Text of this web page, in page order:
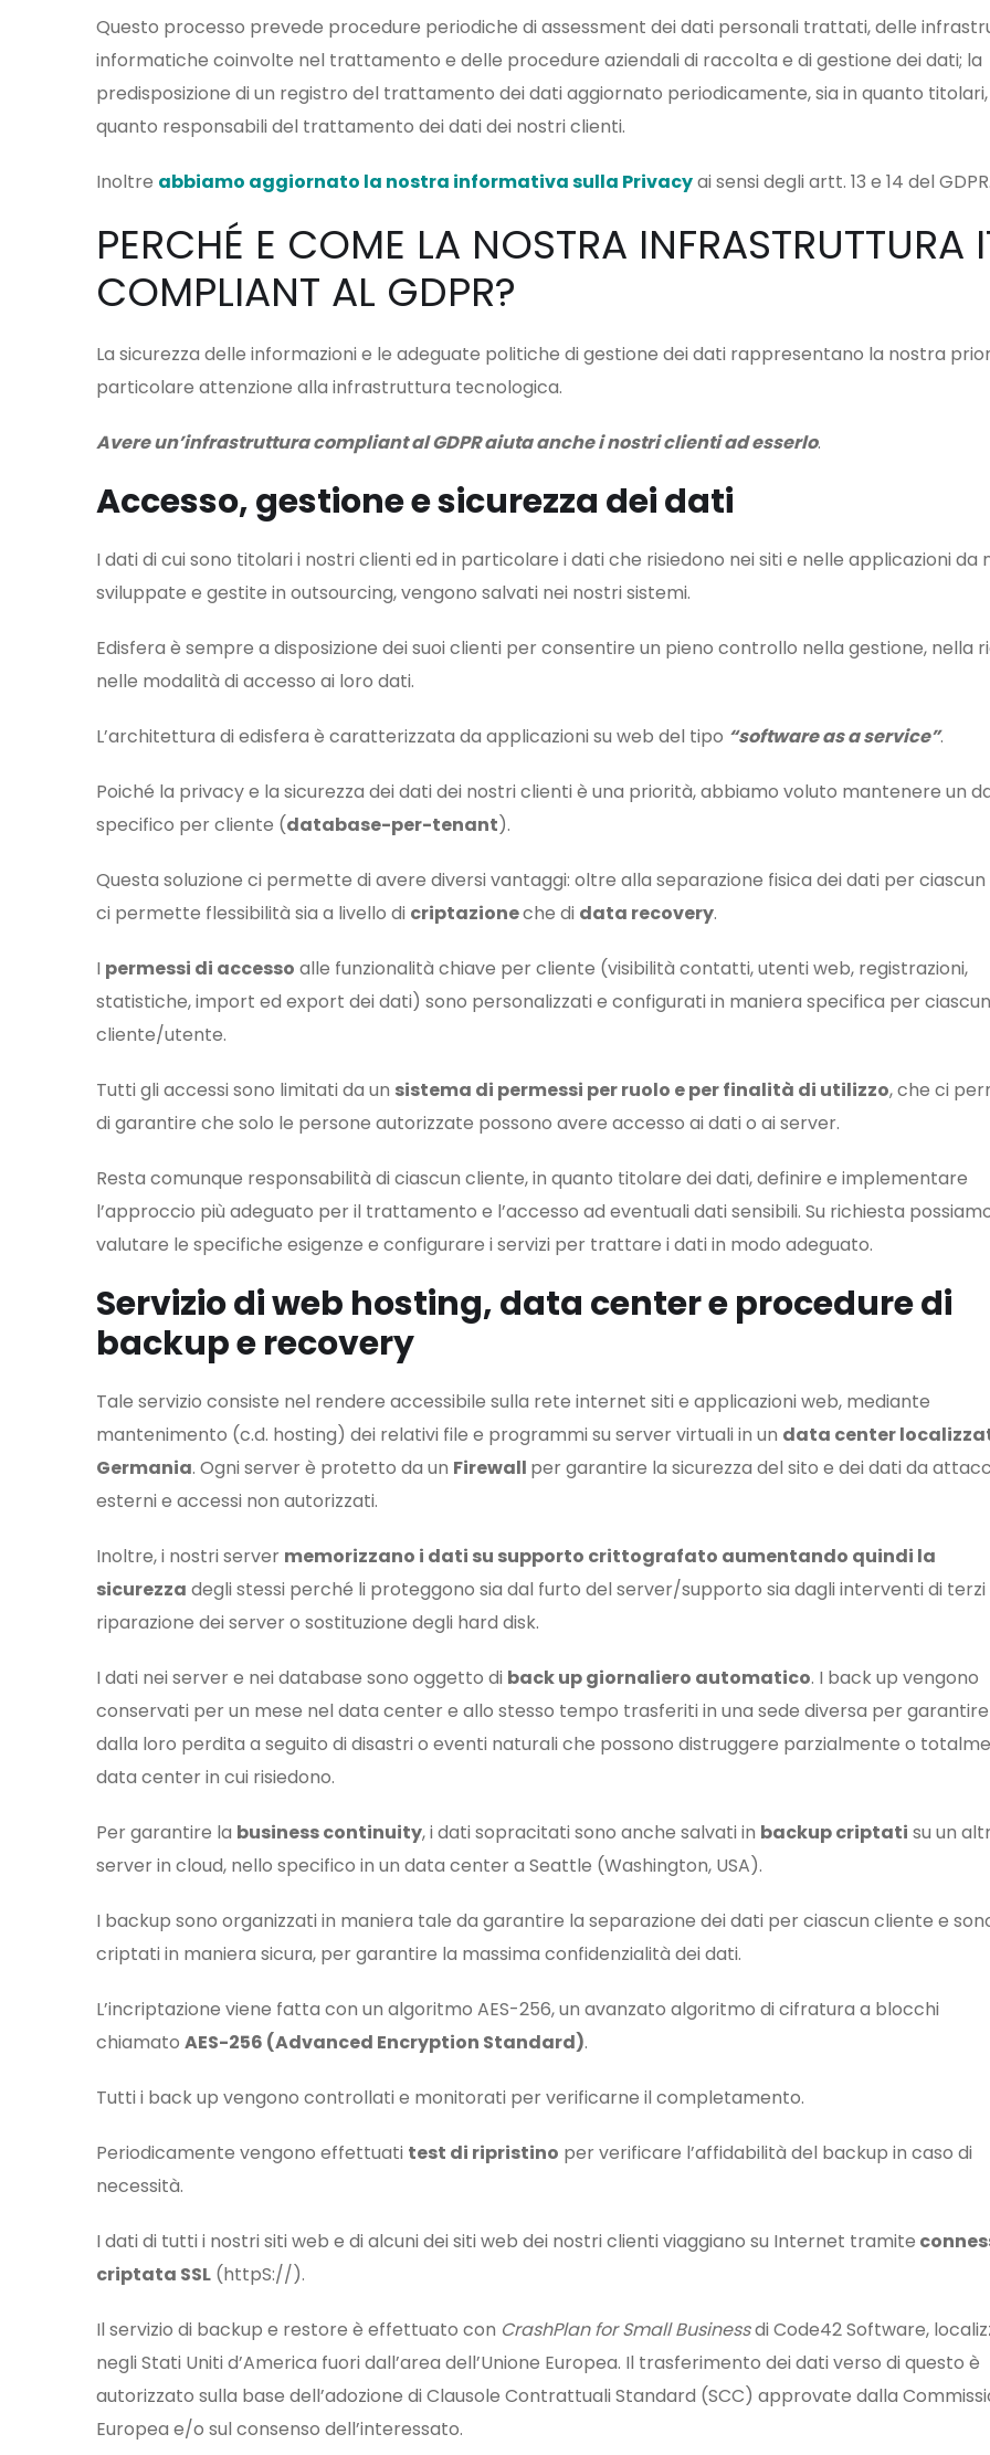
Questo processo prevede procedure periodiche di assessment dei dati personali trattati, delle
informatiche coinvolte nel trattamento e delle procedure aziendali di raccolta e di gestione dei dati; la
predisposizione di un registro del trattamento dei dati aggiornato periodicamente, sia in quanto titolari,
quanto responsabili del trattamento dei dati dei nostri clienti.
Inoltre abbiamo aggiornato la nostra informativa sulla Privacyai sensi degli artt. 13 e 14 del GDPR.
PERCHÉ E COME LA NOSTRA INFRASTRUTTURA
COMPLIANT AL GDPR?
La sicurezza delle informazioni e le adeguate politiche di gestione dei dati rappresentano la nostra
particolare attenzione alla infrastruttura tecnologica.
Avere un’infrastruttura compliant al GDPR aiuta anche i nostri clienti ad esserlo.
Accesso, gestione e sicurezza dei dati
I dati di cui sono titolari i nostri clienti ed in particolare i dati che risiedono nei siti e nelle applicazioni da
sviluppate e gestite in outsourcing, vengono salvati nei nostri sistemi.
Edisfera è sempre a disposizione dei suoi clienti per consentire un pieno controllo nella gestione, nella
nelle modalità di accesso ai loro dati.
L’architettura di edisfera è caratterizzata da applicazioni su web del tipo “software as a service”.
Poiché la privacy e la sicurezza dei dati dei nostri clienti è una priorità, abbiamo voluto mantenere un
specifico per cliente (database-per-tenant).
Questa soluzione ci permette di avere diversi vantaggi: oltre alla separazione fisica dei dati per
ci permette flessibilità sia a livello di criptazioneche di data recovery.
I permessi di accesso alle funzionalità chiave per cliente (visibilità contatti, utenti web, registrazioni,
statistiche, import ed export dei dati) sono personalizzati e configurati in maniera specifica per ciascun
cliente/utente.
Tutti gli accessi sono limitati da un sistema di permessi per ruolo e per finalità di utilizzo, che ci
di garantire che solo le persone autorizzate possono avere accesso ai dati o ai server.
Resta comunque responsabilità di ciascun cliente, in quanto titolare dei dati, definire e implementare
l’approccio più adeguato per il trattamento e l’accesso ad eventuali dati sensibili. Su richiesta
valutare le specifiche esigenze e configurare i servizi per trattare i dati in modo adeguato.
Servizio di web hosting, data center e procedure di
backup e recovery
Tale servizio consiste nel rendere accessibile sulla rete internet siti e applicazioni web, mediante
mantenimento (c.d. hosting) dei relativi file e programmi su server virtuali in un data center
Germania. Ogni server è protetto da un Firewall per garantire la sicurezza del sito e dei dati da
esterni e accessi non autorizzati.
Inoltre, i nostri server memorizzano i dati su supporto crittografato aumentando quindi la
sicurezza degli stessi perché li proteggono sia dal furto del server/supporto sia dagli interventi di
riparazione dei server o sostituzione degli hard disk.
I dati nei server e nei database sono oggetto di back up giornaliero automatico. I back up vengono
conservati per un mese nel data center e allo stesso tempo trasferiti in una sede diversa per
dalla loro perdita a seguito di disastri o eventi naturali che possono distruggere parzialmente o
data center in cui risiedono.
Per garantire la business continuity, i dati sopracitati sono anche salvati in backup criptati su un
server in cloud, nello specifico in un data center a Seattle (Washington, USA).
I backup sono organizzati in maniera tale da garantire la separazione dei dati per ciascun cliente e
criptati in maniera sicura, per garantire la massima confidenzialità dei dati.
L’incriptazione viene fatta con un algoritmo AES-256, un avanzato algoritmo di cifratura a blocchi
chiamato AES-256 (Advanced Encryption Standard).
Tutti i back up vengono controllati e monitorati per verificarne il completamento.
Periodicamente vengono effettuati test di ripristino per verificare l’affidabilità del backup in caso di
necessità.
I dati di tutti i nostri siti web e di alcuni dei siti web dei nostri clienti viaggiano su Internet tramite
criptata SSL (httpS://).
Il servizio di backup e restore è effettuato con CrashPlan for Small Businessdi Code42 Software,
negli Stati Uniti d’America fuori dall’area dell’Unione Europea. Il trasferimento dei dati verso di questo è
autorizzato sulla base dell’adozione di Clausole Contrattuali Standard (SCC) approvate dalla
Europea e/o sul consenso dell’interessato.